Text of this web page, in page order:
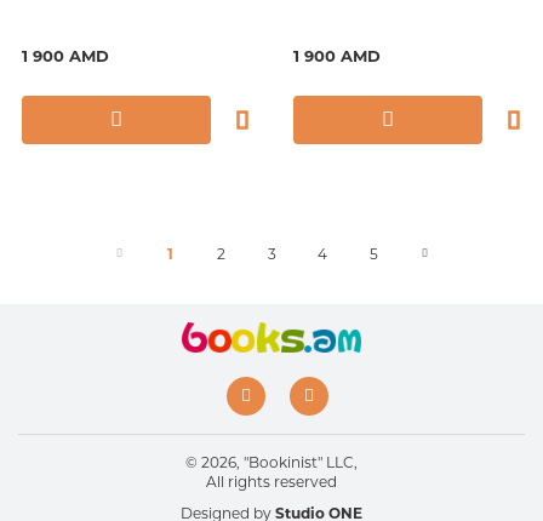
1 900 AMD
1 900 AMD
1 2 3 4 5
© 2026, "Bookinist" LLC,
All rights reserved
Designed by Studio ONE